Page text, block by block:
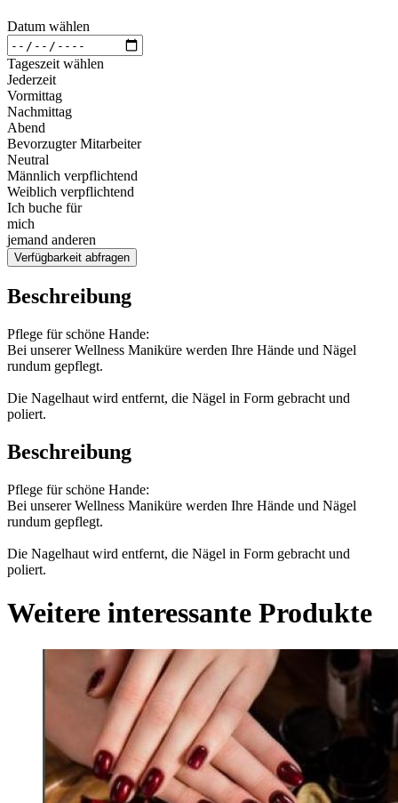
Datum wählen
Tageszeit wählen
Jederzeit
Vormittag
Nachmittag
Abend
Bevorzugter Mitarbeiter
Neutral
Männlich verpflichtend
Weiblich verpflichtend
Ich buche für
mich
jemand anderen
Verfügbarkeit abfragen
Beschreibung
Pflege für schöne Hande:
Bei unserer Wellness Maniküre werden Ihre Hände und Nägel
rundum gepflegt.
Die Nagelhaut wird entfernt, die Nägel in Form gebracht und
poliert.
Beschreibung
Pflege für schöne Hande:
Bei unserer Wellness Maniküre werden Ihre Hände und Nägel
rundum gepflegt.
Die Nagelhaut wird entfernt, die Nägel in Form gebracht und
poliert.
Weitere interessante Produkte